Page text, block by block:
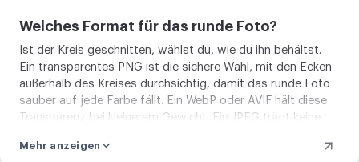
Welches Format für das runde Foto?
Ist der Kreis geschnitten, wählst du, wie du ihn behältst.
Ein transparentes PNG ist die sichere Wahl, mit den Ecken
außerhalb des Kreises durchsichtig, damit das runde Foto
sauber auf jede Farbe fällt. Ein WebP oder AVIF hält diese
Transparenz bei kleinerem Gewicht. Ein JPEG trägt keine
Fläche gefüllt, weiß, sofern du keine andere wählst. Der
Mehr anzeigen